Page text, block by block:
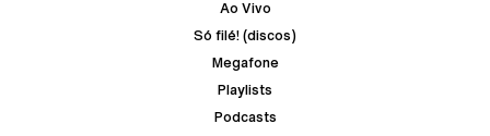
Ao Vivo
Só filé! (discos)
Megafone
Playlists
Podcasts